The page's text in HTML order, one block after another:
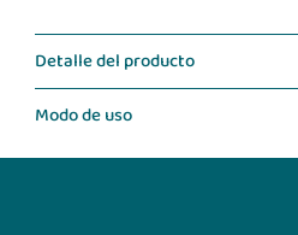
Detalle del producto
Modo de uso